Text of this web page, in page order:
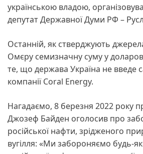
українською владою,
депутат Державної Думи РФ –
Останній, як стверджують
Омєру семизначну суму у
те, що держава Україна не введе
компанії Coral Energy.
Нагадаємо, 8 березня 2022 року
Джозеф Байден оголосив про
російської нафти, зрідженого
вугілля: «Ми забороняємо будь-